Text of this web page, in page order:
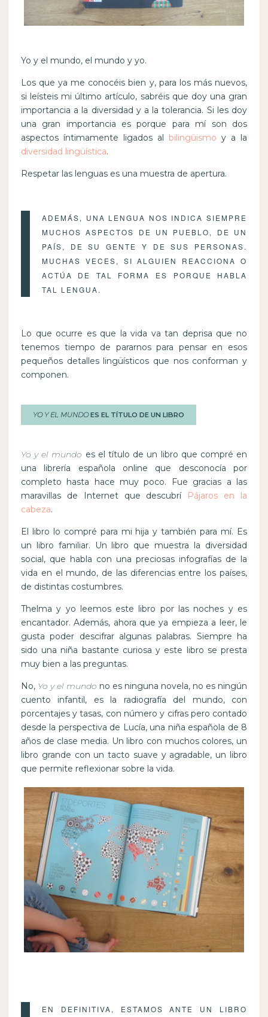
Yo y el mundo, el mundo y yo.
Los que ya me conocéis bien y, para los más nuevos,
si leísteis mi último artículo, sabréis que doy una gran
importancia a la diversidad y a la tolerancia. Si les doy
una gran importancia es porque para mí son dos
aspectos íntimamente ligados al bilingüismo y a la
diversidad lingüística.
Respetar las lenguas es una muestra de apertura.
ADEMÁS, UNA LENGUA NOS INDICA SIEMPRE
MUCHOS ASPECTOS DE UN PUEBLO, DE UN
PAÍS, DE SU GENTE Y DE SUS PERSONAS.
MUCHAS VECES, SI ALGUIEN REACCIONA O
ACTÚA DE TAL FORMA ES PORQUE HABLA
TAL LENGUA.
Lo que ocurre es que la vida va tan deprisa que no
tenemos tiempo de pararnos para pensar en esos
pequeños detalles lingüísticos que nos conforman y
componen.
YO Y EL MUNDOES EL TÍTULO DE UN LIBRO
Yo y el mundo es el título de un libro que compré en
una librería española online que desconocía por
completo hasta hace muy poco. Fue gracias a las
maravillas de Internet que descubrí Pájaros en la
cabeza.
El libro lo compré para mi hija y también para mí. Es
un libro familiar. Un libro que muestra la diversidad
social, que habla con una preciosas infografías de la
vida en el mundo, de las diferencias entre los países,
de distintas costumbres.
Thelma y yo leemos este libro por las noches y es
encantador. Además, ahora que ya empieza a leer, le
gusta poder descifrar algunas palabras. Siempre ha
sido una niña bastante curiosa y este libro se presta
muy bien a las preguntas.
No, Yo y el mundo no es ninguna novela, no es ningún
cuento infantil, es la radiografía del mundo, con
porcentajes y tasas, con número y cifras pero contado
desde la perspectiva de Lucía, una niña española de 8
años de clase media. Un libro con muchos colores, un
libro grande con un tacto suave y agradable, un libro
que permite reflexionar sobre la vida.
EN DEFINITIVA, ESTAMOS ANTE UN LIBRO